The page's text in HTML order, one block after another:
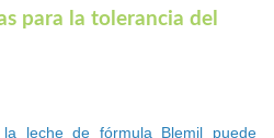
para la tolerancia del
leche de fórmula Blemil puede